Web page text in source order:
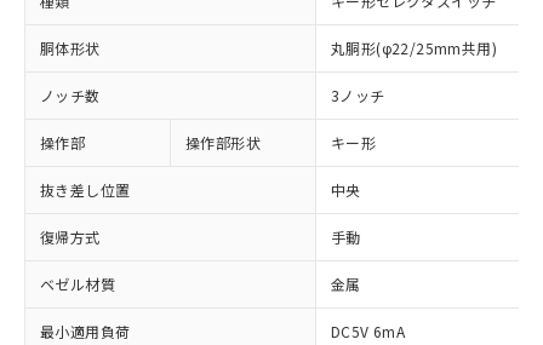
胴体形状 丸胴形(φ22/25mm共用)
ノッチ数 3ノッチ
操作部 操作部形状 キー形
抜き差し位置 中央
復帰方式 手動
ベゼル材質 金属
最小適用負荷 DC5V 6mA